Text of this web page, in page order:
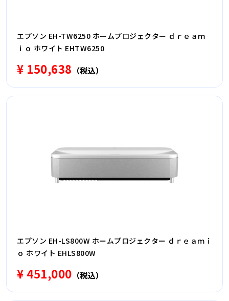
エプソン EH-TW6250 ホームプロジェクター ｄｒｅａｍ
ｉｏ ホワイト EHTW6250
¥ 150,638 （税込）
エプソン EH-LS800W ホームプロジェクター ｄｒｅａｍｉ
ｏ ホワイト EHLS800W
¥ 451,000 （税込）